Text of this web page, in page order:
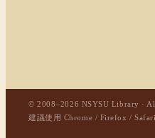
© 2008–2026 NSYSU Library ·
建議使用 Chrome / Firefox /